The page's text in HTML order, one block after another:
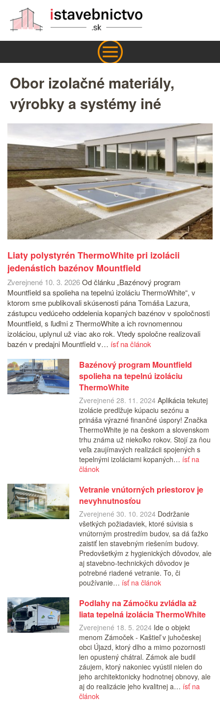
Obor izolačné materiály,
výrobky a systémy iné
Liaty polystyrén ThermoWhite pri izolácii
jedenástich bazénov Mountfield
Zverejnené 10. 3. 2026Od článku „Bazénový program
Mountfield sa spolieha na tepelnú izoláciu ThermoWhite“, v
ktorom sme publikovali skúsenosti pána Tomáša Lazura,
zástupcu vedúceho oddelenia kopaných bazénov v spoločnosti
Mountfield, s ľuďmi z ThermoWhite a ich rovnomennou
izoláciou, uplynul už viac ako rok. Vtedy spoločne realizovali
bazén v predajni Mountfield v… ísť na článok
Bazénový program Mountfield
spolieha na tepelnú izoláciu
ThermoWhite
Zverejnené 28. 11. 2024Aplikácia tekutej
izolácie predlžuje kúpaciu sezónu a
prináša výrazné finančné úspory! Značka
ThermoWhite je na českom a slovenskom
trhu známa už niekoľko rokov. Stojí za ňou
veľa zaujímavých realizácii spojených s
tepelnými izoláciami kopaných… ísť na
článok
Vetranie vnútorných priestorov je
nevyhnutnosťou
Zverejnené 30. 10. 2024Dodržanie
všetkých požiadaviek, ktoré súvisia s
vnútorným prostredím budov, sa dá ťažko
zaistiť len stavebným riešením budovy.
Predovšetkým z hygienických dôvodov, ale
aj stavebno-technických dôvodov je
potrebné riadené vetranie. To, či
používanie… ísť na článok
Podlahy na Zámočku zvládla až
liata tepelná izolácia ThermoWhite
Zverejnené 18. 5. 2024Ide o objekt
menom Zámoček - Kaštieľ v juhočeskej
obci Újazd, ktorý dlho a mimo pozornosti
len opustený chátral. Zámok ale budil
záujem, ktorý nakoniec vyústil nielen do
jeho architektonicky hodnotnej obnovy, ale
aj do realizácie jeho kvalitnej a… ísť na
článok